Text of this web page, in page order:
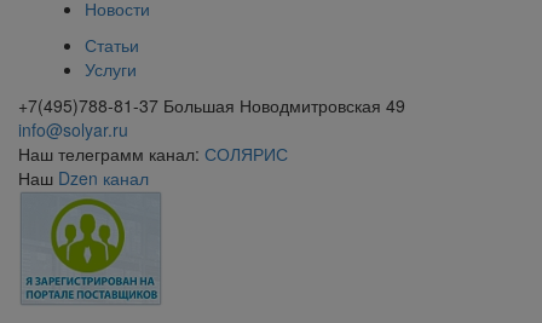
Новости
Статьи
Услуги
+7(495)788-81-37 Большая Новодмитровская 49
info@solyar.ru
Наш телеграмм канал: СОЛЯРИС
Наш Dzen канал